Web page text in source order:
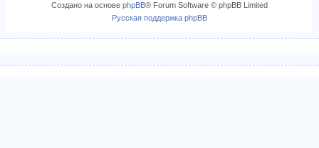
Создано на основе phpBB® Forum Software © phpBB Limited
Русская поддержка phpBB